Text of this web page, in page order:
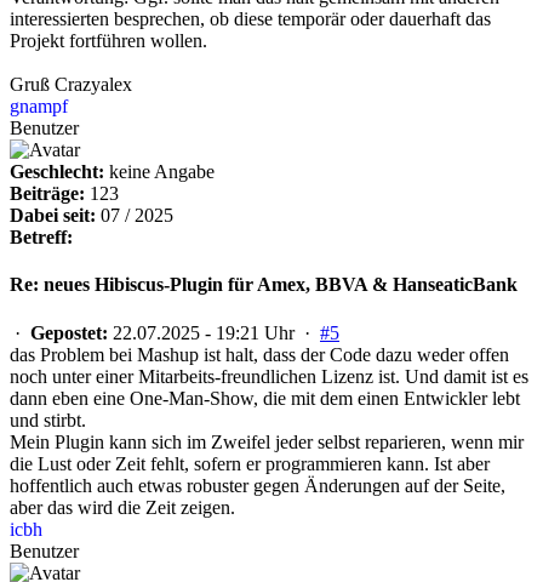
interessierten besprechen, ob diese temporär oder dauerhaft das
Projekt fortführen wollen.
Gruß Crazyalex
gnampf
Benutzer
Geschlecht: keine Angabe
Beiträge: 123
Dabei seit: 07 / 2025
Betreff:
Re: neues Hibiscus-Plugin für Amex, BBVA & HanseaticBank
· Gepostet: 22.07.2025 - 19:21 Uhr · #5
das Problem bei Mashup ist halt, dass der Code dazu weder offen
noch unter einer Mitarbeits-freundlichen Lizenz ist. Und damit ist es
dann eben eine One-Man-Show, die mit dem einen Entwickler lebt
und stirbt.
Mein Plugin kann sich im Zweifel jeder selbst reparieren, wenn mir
die Lust oder Zeit fehlt, sofern er programmieren kann. Ist aber
hoffentlich auch etwas robuster gegen Änderungen auf der Seite,
aber das wird die Zeit zeigen.
icbh
Benutzer